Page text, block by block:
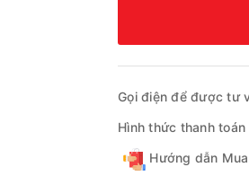
Gọi điện để được tư
Hình thức thanh toán
Hướng dẫn